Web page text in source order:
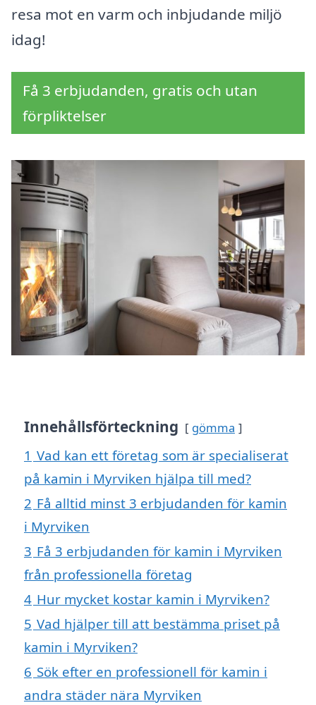
resa mot en varm och inbjudande miljö
idag!
Få 3 erbjudanden, gratis och utan
förpliktelser
Innehållsförteckning gömma
1 Vad kan ett företag som är specialiserat
på kamin i Myrviken hjälpa till med?
2 Få alltid minst 3 erbjudanden för kamin
i Myrviken
3 Få 3 erbjudanden för kamin i Myrviken
från professionella företag
4 Hur mycket kostar kamin i Myrviken?
5 Vad hjälper till att bestämma priset på
kamin i Myrviken?
6 Sök efter en professionell för kamin i
andra städer nära Myrviken